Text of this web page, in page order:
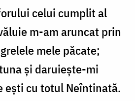
celui cumplit al
m-am aruncat prin
mele păcate;
şi daruieşte-mi
eşti cu totul Neîntinată.